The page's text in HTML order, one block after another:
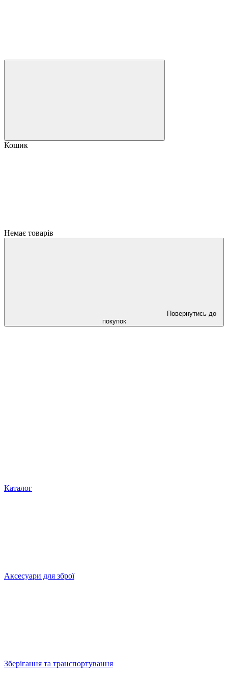
Кошик
Немає товарів
Повернутись до
покупок
Каталог
Аксесуари для зброї
Зберігання та транспортування